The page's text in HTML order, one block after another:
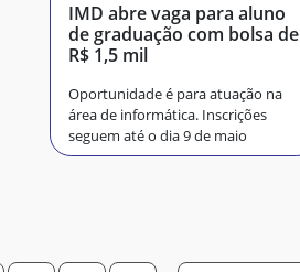
IMD abre vaga para aluno
de graduação com bolsa de
R$ 1,5 mil
Oportunidade é para atuação na
área de informática. Inscrições
seguem até o dia 9 de maio